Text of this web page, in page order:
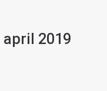
april 2019